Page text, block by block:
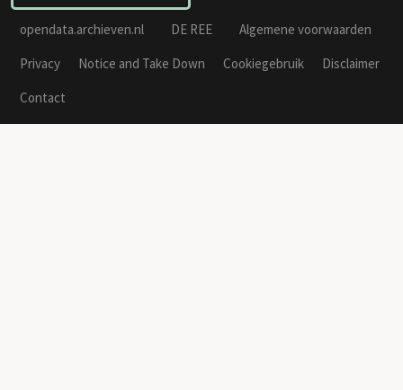
opendata.archieven.nl DE REE
Algemene voorwaarden
Privacy
Notice and Take Down Cookiegebruik
Disclaimer
Contact